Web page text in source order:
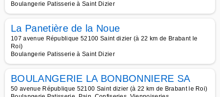
Boulangerie Patisserie à Saint Dizier
La Panetière de la Noue
107 avenue République 52100 Saint dizier (à 22 km de Brabant le
Roi)
Boulangerie Patisserie à Saint Dizier
BOULANGERIE LA BONBONNIERE SA
50 avenue République 52100 Saint dizier (à 22 km de Brabant le Roi)